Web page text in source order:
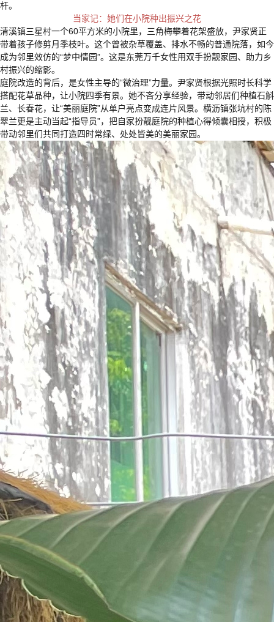
杆。
当家记：她们在小院种出振兴之花
清溪镇三星村一个60平方米的小院里，三角梅攀着花架盛放，尹家贤正
带着孩子修剪月季枝叶。这个曾被杂草覆盖、排水不畅的普通院落，如今
成为邻里效仿的“梦中情园”。这是东莞万千女性用双手扮靓家园、助力乡
村振兴的缩影。
庭院改造的背后，是女性主导的“微治理”力量。尹家贤根据光照时长科学
搭配花草品种，让小院四季有景。她不吝分享经验，带动邻居们种植石斛
兰、长春花，让“美丽庭院”从单户亮点变成连片风景。横沥镇张坑村的陈
翠兰更是主动当起“指导员”，把自家扮靓庭院的种植心得倾囊相授，积极
带动邻里们共同打造四时常绿、处处皆美的美丽家园。